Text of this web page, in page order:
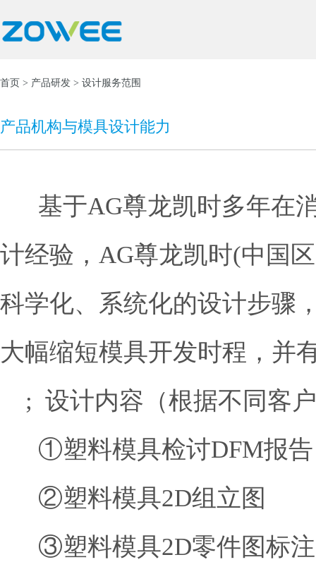
首页 > 产品研发 > 设计服务范围
产品机构与模具设计能力
  基于AG尊龙凯
计经验，AG尊龙凯时(中国
科学化、系统化的设计步骤
大幅缩短模具开发时程，并
; 设计内容（根据不同客户按
①塑料模具检讨DFM报告
②塑料模具2D组立图
③塑料模具2D零件图标注